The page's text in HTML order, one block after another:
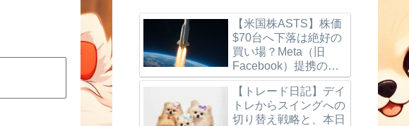
【米国株ASTS】株価
$70台へ下落は絶好の
買い場？Meta（旧
Facebook）提携の噂
とBlueBird打ち上げ成
功、楽天モバイルの最
新動向を徹底解説！
【トレード日記】デイ
トレからスイングへの
切り替え戦略と、本日